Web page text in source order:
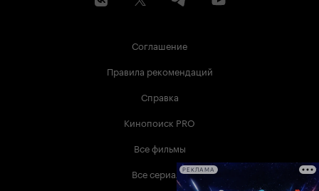
Соглашение
Правила рекомендаций
Справка
Кинопоиск PRO
Все фильмы
Все сериалыРЕКЛАМА